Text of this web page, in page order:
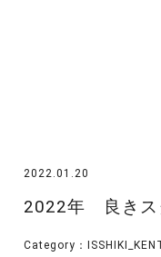
2022.01.20
2022年 良きス
Category：